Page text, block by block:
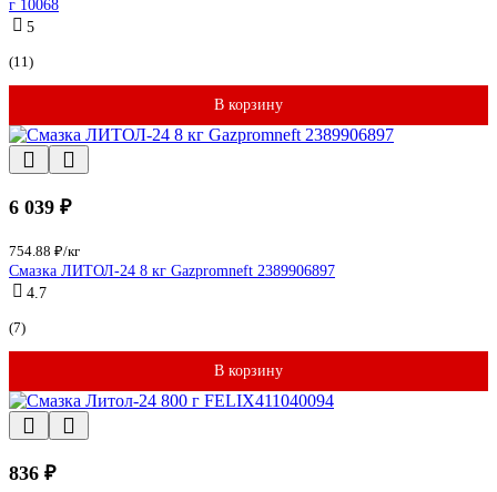
г 10068
5
(11)
В корзину
6 039 ₽
754.88 ₽/кг
Смазка ЛИТОЛ-24 8 кг Gazpromneft 2389906897
4.7
(7)
В корзину
836 ₽